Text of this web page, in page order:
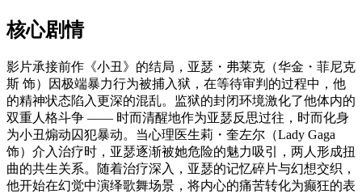
核心剧情
影片承接前作《小丑》的结局，亚瑟・弗莱克（华金・菲尼克
斯 饰）因极端暴力行为被捕入狱，在等待审判的过程中，他
的精神状态陷入更深的混乱。监狱的封闭环境激化了他体内的
双重人格斗争 —— 时而清醒地作为亚瑟反思过往，时而化身
为小丑煽动囚犯暴动。当心理医生莉・奎左尔（Lady Gaga
饰）介入治疗时，亚瑟逐渐被她危险的魅力吸引，两人形成扭
曲的共生关系。随着治疗深入，亚瑟的记忆碎片与幻想交织，
他开始在幻觉中演绎歌舞场景，将内心的痛苦转化为癫狂的表